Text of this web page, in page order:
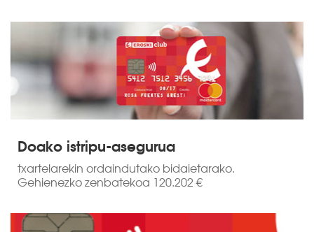
Doako istripu-asegurua
txartelarekin ordaindutako bidaietarako.
Gehienezko zenbatekoa 120.202 €